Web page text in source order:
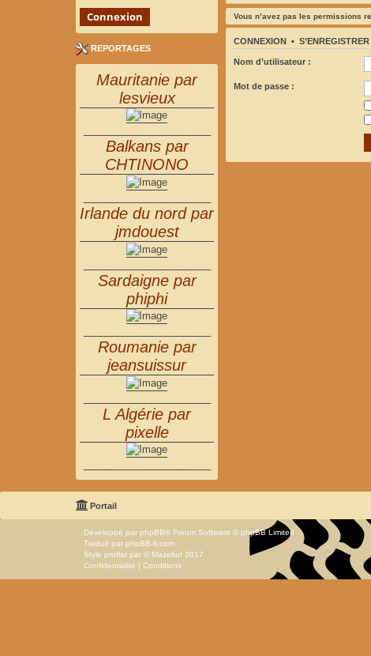
Vous n’avez pas les permissions
CONNEXION • S’ENREGISTRER
Nom d’utilisateur :
Mot de passe :
REPORTAGES
Mauritanie par
lesvieux
Balkans par
CHTINONO
Irlande du nord par
jmdouest
Sardaigne par
phiphi
Roumanie par
jeansuissur
L Algérie par
pixelle
Portail
Développé par phpBB® Forum Software © phpBB Limited
Traduit par phpBB-fr.com
Style proflat par © Mazeltof 2017
Confidentialité | Conditions